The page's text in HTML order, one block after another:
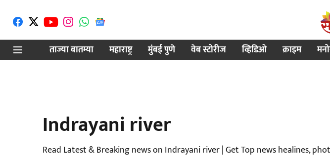
ताज्या बातम्या
महाराष्ट्र मुंबई पुणे वेब स्टोरीज व्हिडिओ क्राइम
Indrayani river
Read Latest & Breaking news on Indrayani river | Get Top news healines,